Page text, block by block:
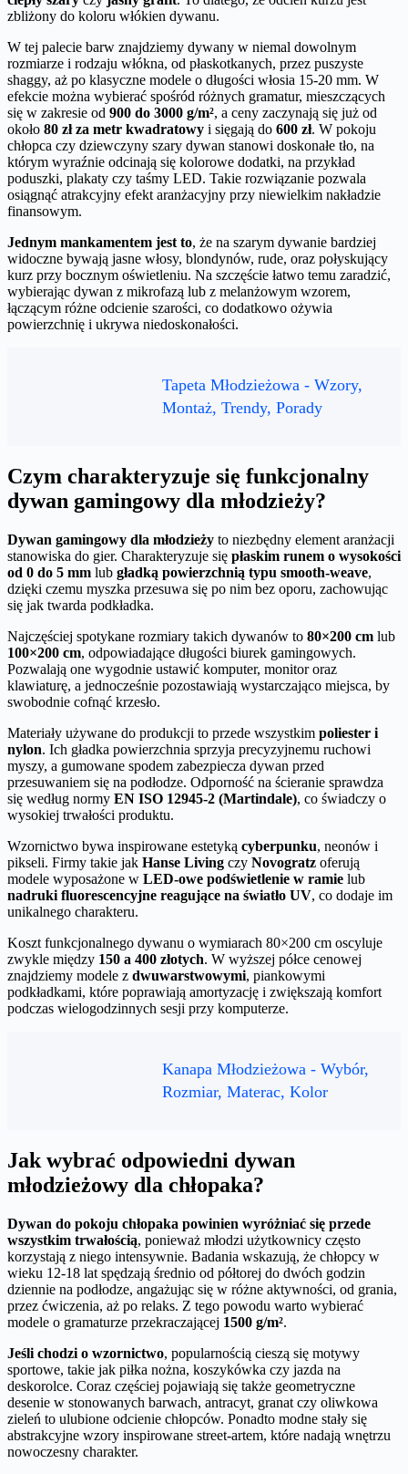
zbliżony do koloru włókien dywanu.
W tej palecie barw znajdziemy dywany w niemal dowolnym
rozmiarze i rodzaju włókna, od płaskotkanych, przez puszyste
shaggy, aż po klasyczne modele o długości włosia 15-20 mm. W
efekcie można wybierać spośród różnych gramatur, mieszczących
się w zakresie od 900 do 3000 g/m², a ceny zaczynają się już od
około 80 zł za metr kwadratowy i sięgają do 600 zł. W pokoju
chłopca czy dziewczyny szary dywan stanowi doskonałe tło, na
którym wyraźnie odcinają się kolorowe dodatki, na przykład
poduszki, plakaty czy taśmy LED. Takie rozwiązanie pozwala
osiągnąć atrakcyjny efekt aranżacyjny przy niewielkim nakładzie
finansowym.
Jednym mankamentem jest to, że na szarym dywanie bardziej
widoczne bywają jasne włosy, blondynów, rude, oraz połyskujący
kurz przy bocznym oświetleniu. Na szczęście łatwo temu zaradzić,
wybierając dywan z mikrofazą lub z melanżowym wzorem,
łączącym różne odcienie szarości, co dodatkowo ożywia
powierzchnię i ukrywa niedoskonałości.
Tapeta Młodzieżowa - Wzory,
Montaż, Trendy, Porady
Czym charakteryzuje się funkcjonalny
dywan gamingowy dla młodzieży?
Dywan gamingowy dla młodzieży to niezbędny element aranżacji
stanowiska do gier. Charakteryzuje się płaskim runem o wysokości
od 0 do 5 mm lub gładką powierzchnią typu smooth-weave,
dzięki czemu myszka przesuwa się po nim bez oporu, zachowując
się jak twarda podkładka.
Najczęściej spotykane rozmiary takich dywanów to 80×200 cm lub
100×200 cm, odpowiadające długości biurek gamingowych.
Pozwalają one wygodnie ustawić komputer, monitor oraz
klawiaturę, a jednocześnie pozostawiają wystarczająco miejsca, by
swobodnie cofnąć krzesło.
Materiały używane do produkcji to przede wszystkim poliester i
nylon. Ich gładka powierzchnia sprzyja precyzyjnemu ruchowi
myszy, a gumowane spodem zabezpiecza dywan przed
przesuwaniem się na podłodze. Odporność na ścieranie sprawdza
się według normy EN ISO 12945-2 (Martindale), co świadczy o
wysokiej trwałości produktu.
Wzornictwo bywa inspirowane estetyką cyberpunku, neonów i
pikseli. Firmy takie jak Hanse Living czy Novogratz oferują
modele wyposażone w LED-owe podświetlenie w ramie lub
nadruki fluorescencyjne reagujące na światło UV, co dodaje im
unikalnego charakteru.
Koszt funkcjonalnego dywanu o wymiarach 80×200 cm oscyluje
zwykle między 150 a 400 złotych. W wyższej półce cenowej
znajdziemy modele z dwuwarstwowymi, piankowymi
podkładkami, które poprawiają amortyzację i zwiększają komfort
podczas wielogodzinnych sesji przy komputerze.
Kanapa Młodzieżowa - Wybór,
Rozmiar, Materac, Kolor
Jak wybrać odpowiedni dywan
młodzieżowy dla chłopaka?
Dywan do pokoju chłopaka powinien wyróżniać się przede
wszystkim trwałością, ponieważ młodzi użytkownicy często
korzystają z niego intensywnie. Badania wskazują, że chłopcy w
wieku 12-18 lat spędzają średnio od półtorej do dwóch godzin
dziennie na podłodze, angażując się w różne aktywności, od grania,
przez ćwiczenia, aż po relaks. Z tego powodu warto wybierać
modele o gramaturze przekraczającej 1500 g/m².
Jeśli chodzi o wzornictwo, popularnością cieszą się motywy
sportowe, takie jak piłka nożna, koszykówka czy jazda na
deskorolce. Coraz częściej pojawiają się także geometryczne
desenie w stonowanych barwach, antracyt, granat czy oliwkowa
zieleń to ulubione odcienie chłopców. Ponadto modne stały się
abstrakcyjne wzory inspirowane street-artem, które nadają wnętrzu
nowoczesny charakter.